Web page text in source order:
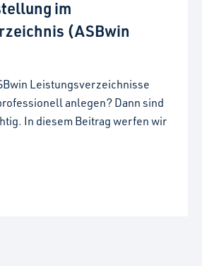
im
(ASBwin
Leistungsverzeichnisse
anlegen? Dann sind
In diesem Beitrag werfen wir